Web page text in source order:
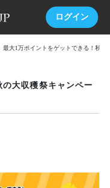
ログイン
最大1万ポイントをゲットできる！秋の
大収穫祭キャンペー